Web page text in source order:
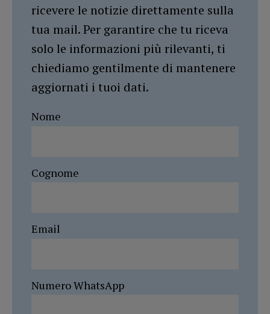
ricevere le notizie direttamente sulla
tua mail. Per garantire che tu riceva
solo le informazioni più rilevanti, ti
chiediamo gentilmente di mantenere
aggiornati i tuoi dati.
Nome
Cognome
Email
Numero WhatsApp